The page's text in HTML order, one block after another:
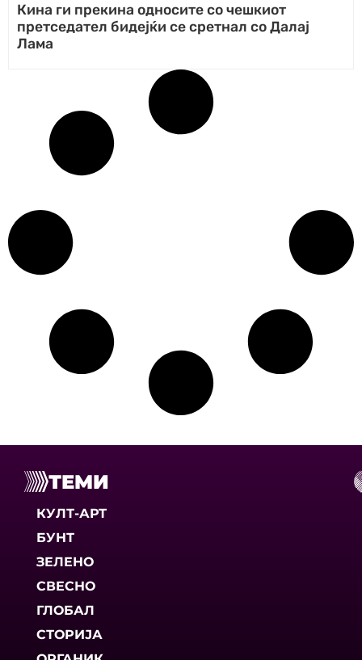
Кина ги прекина односите со чешкиот
претседател бидејќи се сретнал со Далај
Лама
ТЕМИ
КУЛТ-АРТ
БУНТ
ЗЕЛЕНО
СВЕСНО
ГЛОБАЛ
СТОРИЈА